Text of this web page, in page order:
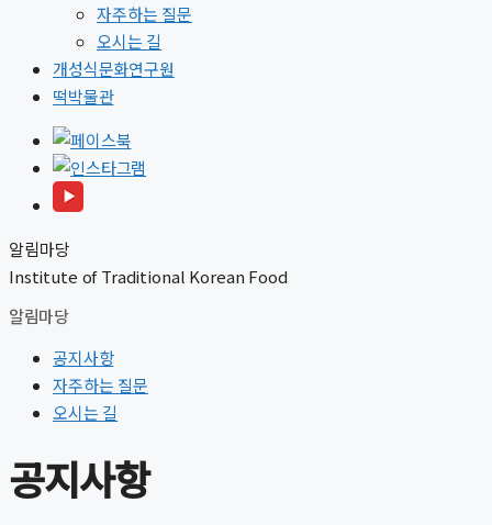
자주하는 질문
오시는 길
개성식문화연구원
떡박물관
알림마당
Institute of Traditional Korean Food
알림마당
공지사항
자주하는 질문
오시는 길
공지사항